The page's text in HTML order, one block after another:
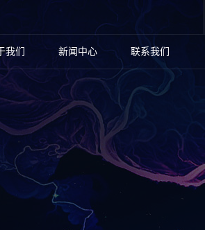
我们 新闻中心 联系我们